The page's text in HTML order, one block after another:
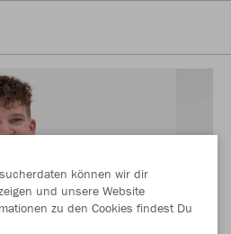
können wir dir
und unsere Website
zu den Cookies findest Du